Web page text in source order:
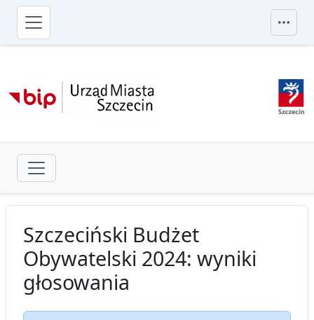
przejdź do głównego menu
Szczeciński Budżet
Obywatelski 2024: wyniki
głosowania